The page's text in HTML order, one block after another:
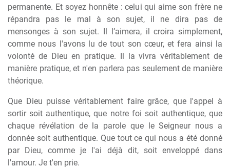
permanente. Et soyez honnête : celui qui aime son frère ne
répandra pas le mal à son sujet, il ne dira pas de
mensonges à son sujet. Il l’aimera, il croira simplement,
comme nous l'avons lu de tout son cœur, et fera ainsi la
volonté de Dieu en pratique. Il la vivra véritablement de
manière pratique, et n'en parlera pas seulement de manière
théorique.
Que Dieu puisse véritablement faire grâce, que l'appel à
sortir soit authentique, que notre foi soit authentique, que
chaque révélation de la parole que le Seigneur nous a
donnée soit authentique. Que tout ce qui nous a été donné
par Dieu, comme je l'ai déjà dit, soit enveloppé dans
l'amour. Je t'en prie.